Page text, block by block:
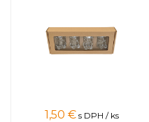
1,50 € s DPH / ks